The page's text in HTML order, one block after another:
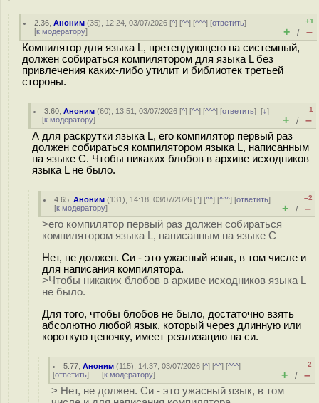
2.36 ,Аноним (35), 12:24, 03/07/2026 [^] [^^] [^^^] [ответить]
[к модератору]
+1
+ / –
Компилятор для языка L, претендующего на системный,
должен собираться компилятором для языка L без
привлечения каких-либо утилит и библиотек третьей
стороны.
3.60 ,Аноним (60), 13:51, 03/07/2026 [^] [^^] [^^^] [ответить][↓]
[к модератору]
–1
+ / –
А для раскрутки языка L, его компилятор первый раз
должен собираться компилятором языка L, написанным
на языке C. Чтобы никаких блобов в архиве исходников
языка L не было.
4.65 ,Аноним (131), 14:18, 03/07/2026 [^] [^^] [^^^] [ответить]
[к модератору]
–2
+ / –
>его компилятор первый раз должен собираться
компилятором языка L, написанным на языке C
Нет, не должен. Си - это ужасный язык, в том числе и
для написания компилятора.
>Чтобы никаких блобов в архиве исходников языка L
не было.
Для того, чтобы блобов не было, достаточно взять
абсолютно любой язык, который через длинную или
короткую цепочку, имеет реализацию на си.
5.77 ,Аноним (115), 14:37, 03/07/2026 [^] [^^] [^^^]
[ответить] [к модератору]
–2
+ / –
> Нет, не должен. Си - это ужасный язык, в том